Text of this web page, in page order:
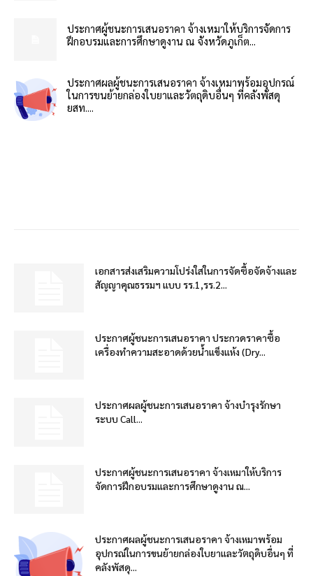
ประกาศผู้ชนะการเสนอราคา จ้างเหมาให้บริการจัดการ
ฝึกอบรมและการศึกษาดูงาน ณ จังหวัดภูเก็ต...
ประกาศผลผู้ชนะการเสนอราคา จ้างเหมาพร้อมอุปกรณ์
ในการขนย้ายกล่องใบยาและวัตถุดิบอื่นๆ ที่คลังพัสดุ
ยสท....
เอกสารส่งเสริมความโปร่งใสในการจัดซื้อจัดจ้างและ
สัญญาคุณธรรมฯ แบบ รร.1,รร.2...
ประกาศผู้ชนะการเสนอราคา ประกวดราคาซื้อ
เครื่องทำความสะอาดด้วยน้ำแข็งแห้ง (Dry...
ประกาศผลผู้ชนะการเสนอราคา จ้างบำรุงรักษา
ระบบ Call...
ประกาศผู้ชนะการเสนอราคา จ้างเหมาให้บริการ
จัดการฝึกอบรมและการศึกษาดูงาน ณ...
ประกาศผลผู้ชนะการเสนอราคา จ้างเหมาพร้อม
อุปกรณ์ในการขนย้ายกล่องใบยาและวัตถุดิบอื่นๆ ที่
คลังพัสดุ...